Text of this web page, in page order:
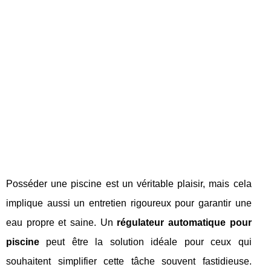
Posséder une piscine est un véritable plaisir, mais cela
implique aussi un entretien rigoureux pour garantir une
eau propre et saine. Un régulateur automatique pour
piscine peut être la solution idéale pour ceux qui
souhaitent simplifier cette tâche souvent fastidieuse.